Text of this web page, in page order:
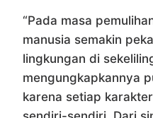
“Pada masa
manusia semakin
lingkungan di
mengungkapkannya
karena setiap